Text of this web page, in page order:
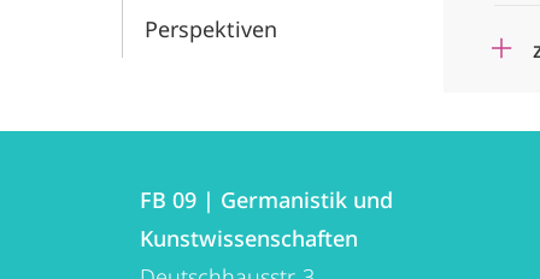
Perspektiven
Informationen
Kontaktinformationen
FB
09
FB 09 | Germanistik und
Kunstwissenschaften